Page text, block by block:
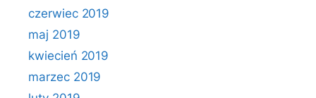
czerwiec 2019
maj 2019
kwiecień 2019
marzec 2019